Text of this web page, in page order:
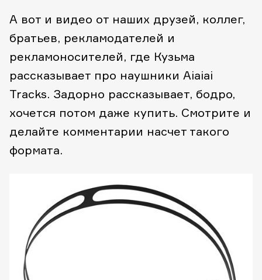
А вот и видео от наших друзей, коллег,
братьев, рекламодателей и
рекламоносителей, где Кузьма
рассказывает про наушники Aiaiai
Tracks. Задорно рассказывает, бодро,
хочется потом даже купить. Смотрите и
делайте комментарии насчет такого
формата.